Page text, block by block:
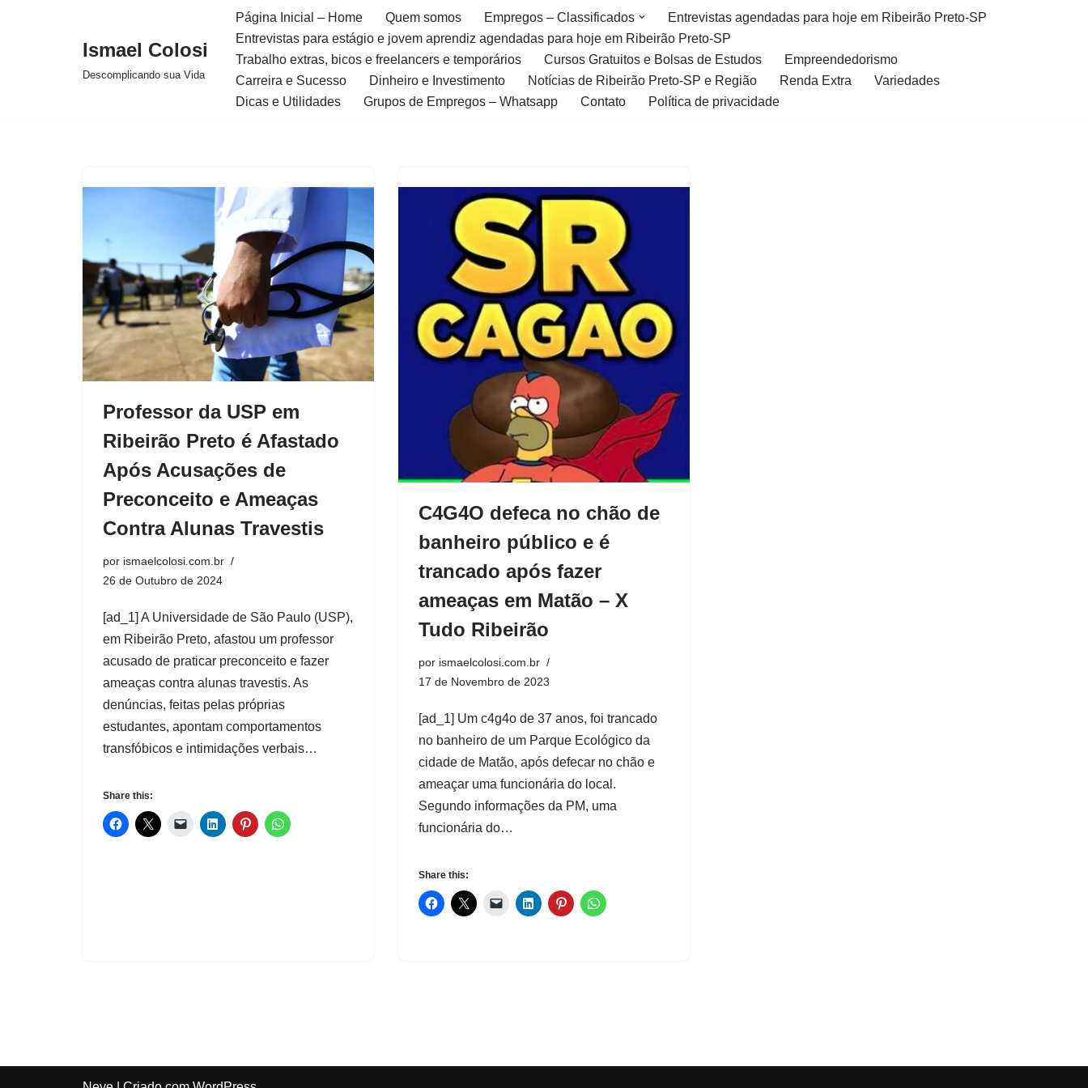
Ismael Colosi
Descomplicando sua Vida
Página Inicial – Home Quem somos Empregos – Classificados
Entrevistas agendadas para hoje em Ribeirão Preto-SP
Entrevistas para estágio e jovem aprendiz agendadas para hoje em Ribeirão Preto-SP
Trabalho extras, bicos e freelancers e temporários
Cursos Gratuitos e Bolsas de Estudos
Empreendedorismo
Carreira e Sucesso
Dinheiro e Investimento Notícias de Ribeirão Preto-SP e Região Renda Extra
Variedades
Dicas e Utilidades
Grupos de Empregos – Whatsapp Contato Política de privacidade
Professor da USP em
Ribeirão Preto é Afastado
Após Acusações de
Preconceito e Ameaças
Contra Alunas Travestis
por ismaelcolosi.com.br
26 de Outubro de 2024
[ad_1] A Universidade de São Paulo (USP),
em Ribeirão Preto, afastou um professor
acusado de praticar preconceito e fazer
ameaças contra alunas travestis. As
denúncias, feitas pelas próprias
estudantes, apontam comportamentos
transfóbicos e intimidações verbais…
Share this:
C4G4O defeca no chão de
banheiro público e é
trancado após fazer
ameaças em Matão – X
Tudo Ribeirão
por ismaelcolosi.com.br
17 de Novembro de 2023
[ad_1] Um c4g4o de 37 anos, foi trancado
no banheiro de um Parque Ecológico da
cidade de Matão, após defecar no chão e
ameaçar uma funcionária do local.
Segundo informações da PM, uma
funcionária do…
Share this: